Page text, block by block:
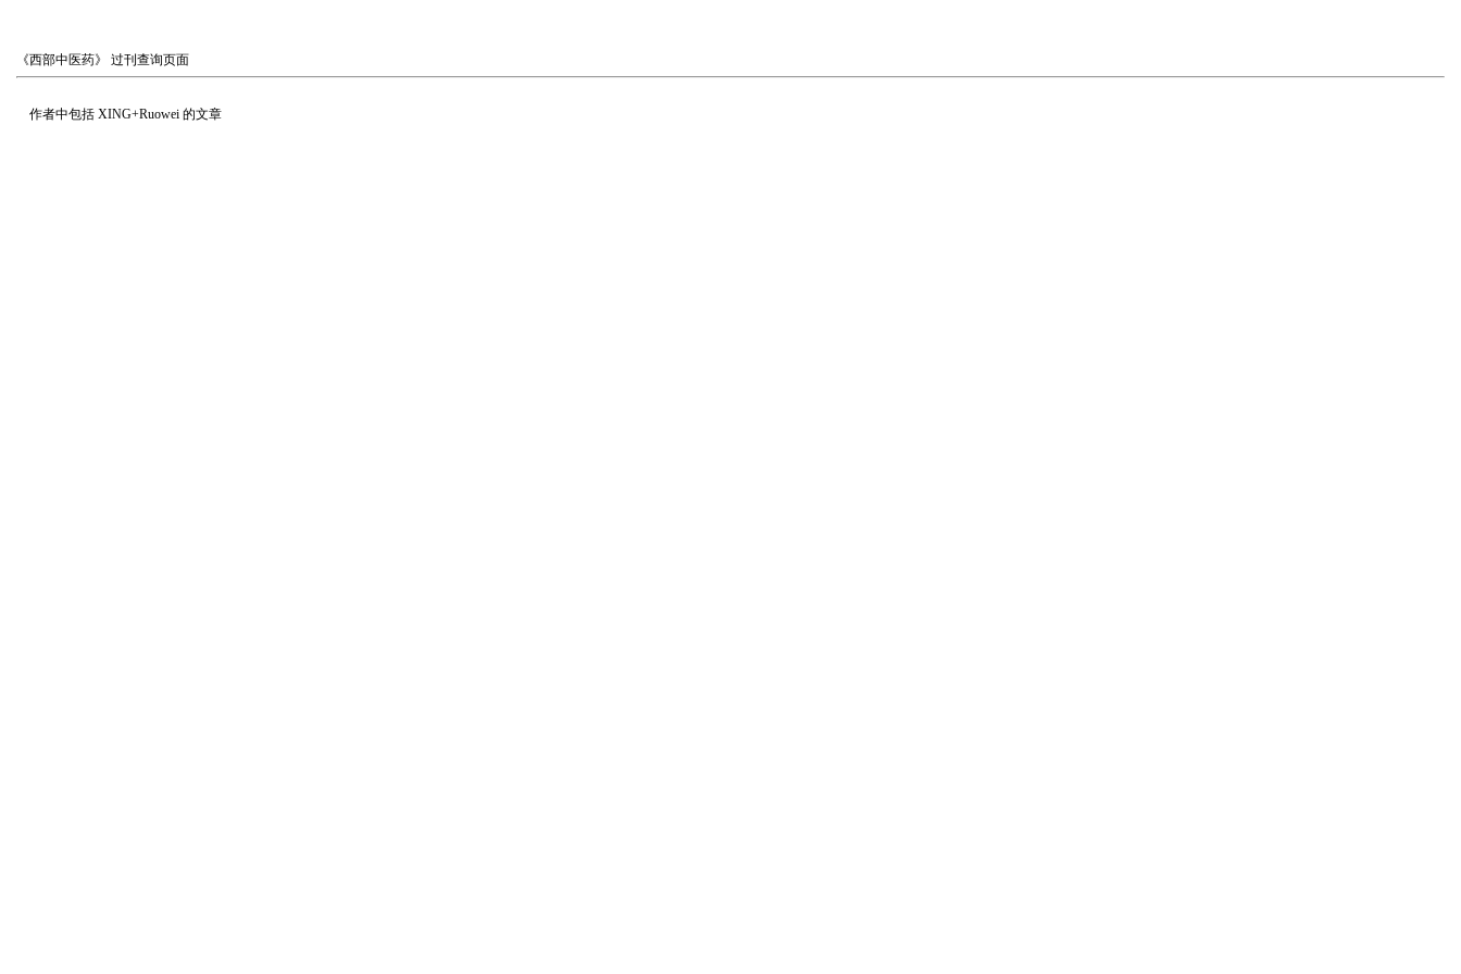
《西部中医药》 过刊查询页面
作者中包括 XING+Ruowei 的文章